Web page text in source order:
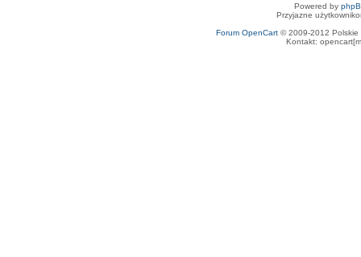
Powered by
Przyjazne
Forum OpenCart© 2009-2012 Polskie
Kontakt: